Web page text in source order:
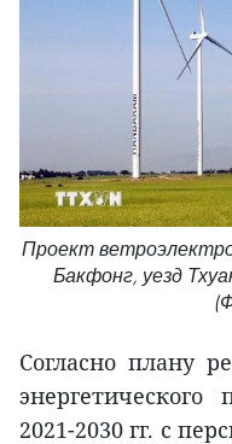
Проект
Бакфонг, уезд
Согласно плану
2021-2030 гг. с